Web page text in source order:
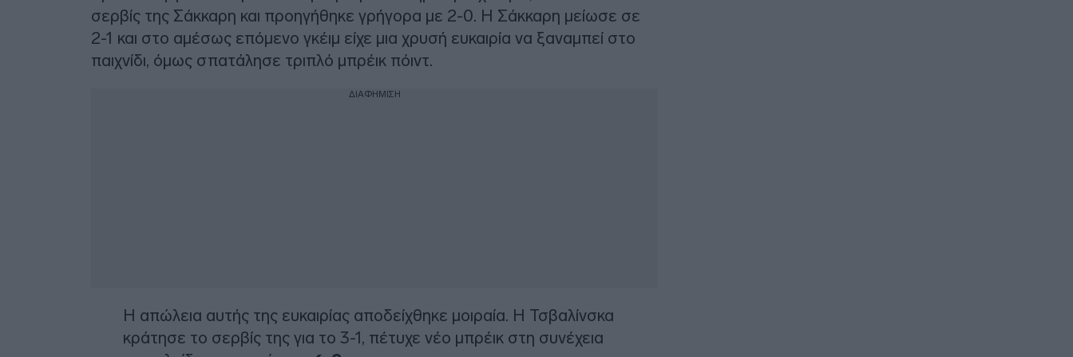
σερβίς της Σάκκαρη και προηγήθηκε γρήγορα με 2-0. Η Σάκκαρη μείωσε σε
2-1 και στο αμέσως επόμενο γκέιμ είχε μια χρυσή ευκαιρία να ξαναμπεί στο
παιχνίδι, όμως σπατάλησε τριπλό μπρέικ πόιντ.
ΔΙΑΦΗΜΙΣΗ
Η απώλεια αυτής της ευκαιρίας αποδείχθηκε μοιραία. Η Τσβαλίνσκα
κράτησε το σερβίς της για το 3-1, πέτυχε νέο μπρέικ στη συνέχεια